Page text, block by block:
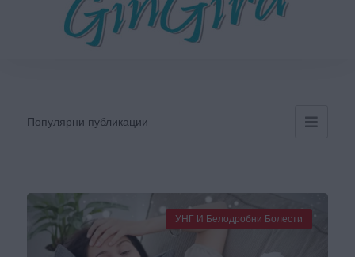
Популярни публикации
УНГ И Белодробни Болести